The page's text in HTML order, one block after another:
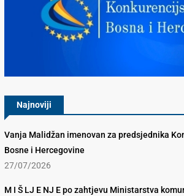
Najnoviji
Vanja Malidžan imenovan za predsjednika
Bosne i Hercegovine
27/07/2026
M I Š LJ E NJ E po zahtjevu Ministarstva